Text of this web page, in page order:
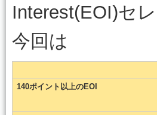
Interest(EOI)セ
今回は
140ポイント以上のEOI